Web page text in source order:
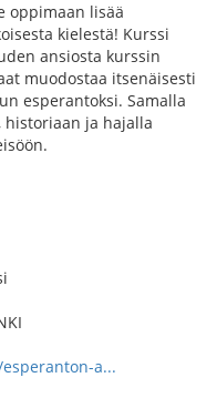
oppimaan lisää
kielestä! Kurssi
ansiosta kurssin
muodostaa itsenäisesti
esperantoksi. Samalla
ja hajalla
a...